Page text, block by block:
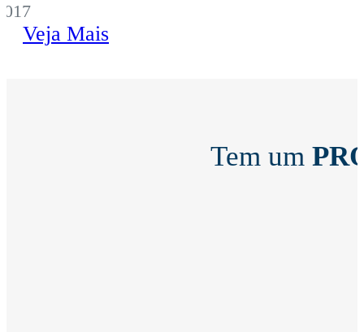
Veja Mais
Tem um